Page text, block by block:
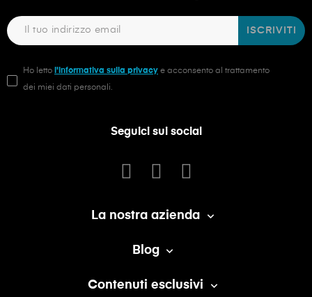
ISCRIVITI
Ho letto l'informativa sulla privacy e acconsento al trattamento
dei miei dati personali.
Seguici sui social
La nostra azienda 
Blog 
Contenuti esclusivi 